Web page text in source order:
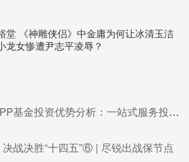
堂 《神雕侠侣》中金庸为何让冰清玉洁
龙女惨遭尹志平凌辱？
金投资优势分析：一站式服务投资者决策
战决胜“十四五”⑥ | 尽锐出战保节点